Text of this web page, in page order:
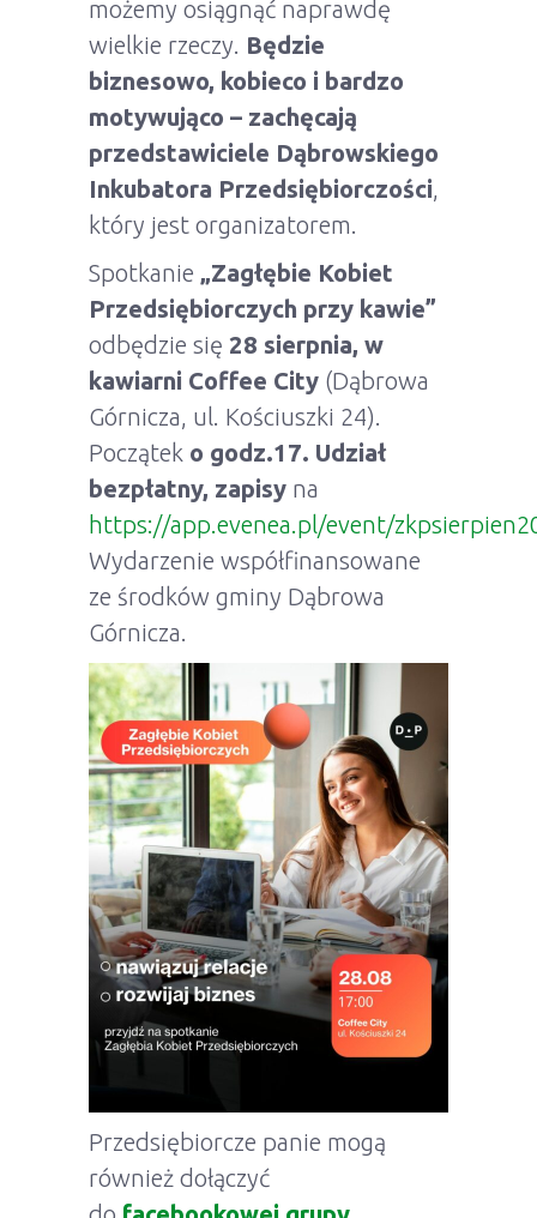
możemy osiągnąć naprawdę
wielkie rzeczy. Będzie
biznesowo, kobieco i bardzo
motywująco – zachęcają
przedstawiciele Dąbrowskiego
Inkubatora Przedsiębiorczości,
który jest organizatorem.
Spotkanie „Zagłębie Kobiet
Przedsiębiorczych przy kawie”
odbędzie się 28 sierpnia, w
kawiarni Coffee City (Dąbrowa
Górnicza, ul. Kościuszki 24).
Początek o godz.17. Udział
bezpłatny, zapisy na
https://app.evenea.pl/event/
Wydarzenie współfinansowane
ze środków gminy Dąbrowa
Górnicza.
Przedsiębiorcze panie mogą
również dołączyć